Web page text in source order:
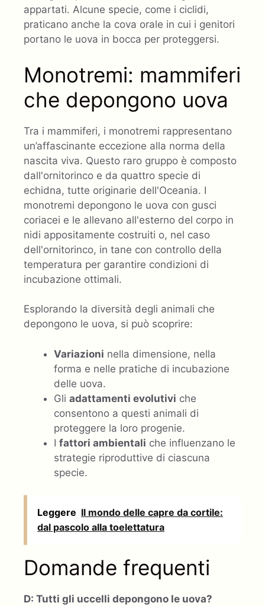
appartati. Alcune specie, come i ciclidi,
praticano anche la cova orale in cui i genitori
portano le uova in bocca per proteggersi.
Monotremi: mammiferi
che depongono uova
Tra i mammiferi, i monotremi rappresentano
un’affascinante eccezione alla norma della
nascita viva. Questo raro gruppo è composto
dall'ornitorinco e da quattro specie di
echidna, tutte originarie dell'Oceania. I
monotremi depongono le uova con gusci
coriacei e le allevano all'esterno del corpo in
nidi appositamente costruiti o, nel caso
dell'ornitorinco, in tane con controllo della
temperatura per garantire condizioni di
incubazione ottimali.
Esplorando la diversità degli animali che
depongono le uova, si può scoprire:
Variazioni nella dimensione, nella
forma e nelle pratiche di incubazione
delle uova.
Gli adattamenti evolutivi che
consentono a questi animali di
proteggere la loro progenie.
I fattori ambientali che influenzano le
strategie riproduttive di ciascuna
specie.
Leggere Il mondo delle capre da cortile:
dal pascolo alla toelettatura
Domande frequenti
D: Tutti gli uccelli depongono le uova?